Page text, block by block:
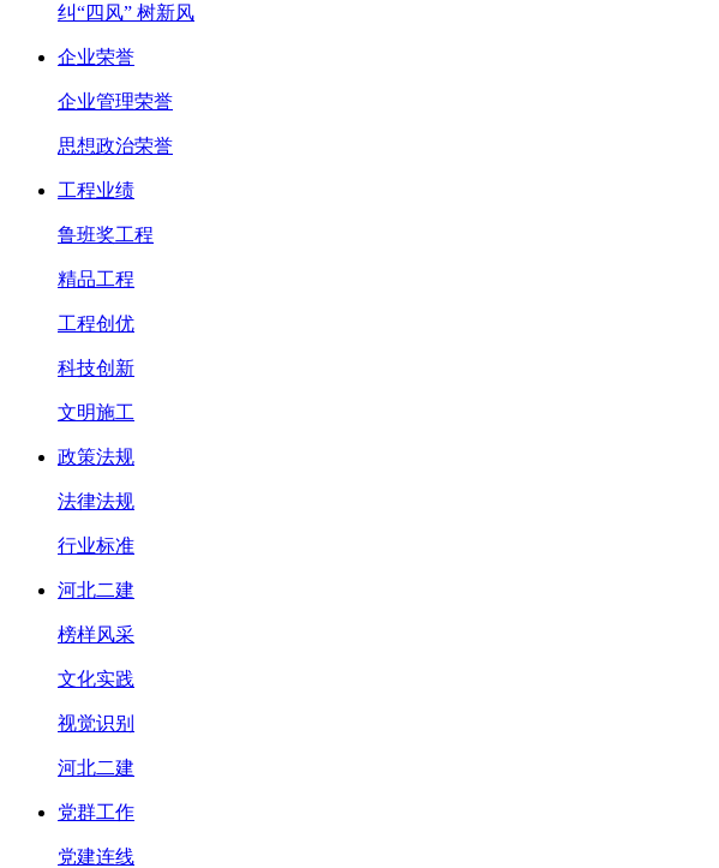
纠“四风” 树新风
企业荣誉
企业管理荣誉
思想政治荣誉
工程业绩
鲁班奖工程
精品工程
工程创优
科技创新
文明施工
政策法规
法律法规
行业标准
河北二建
榜样风采
文化实践
视觉识别
河北二建
党群工作
党建连线